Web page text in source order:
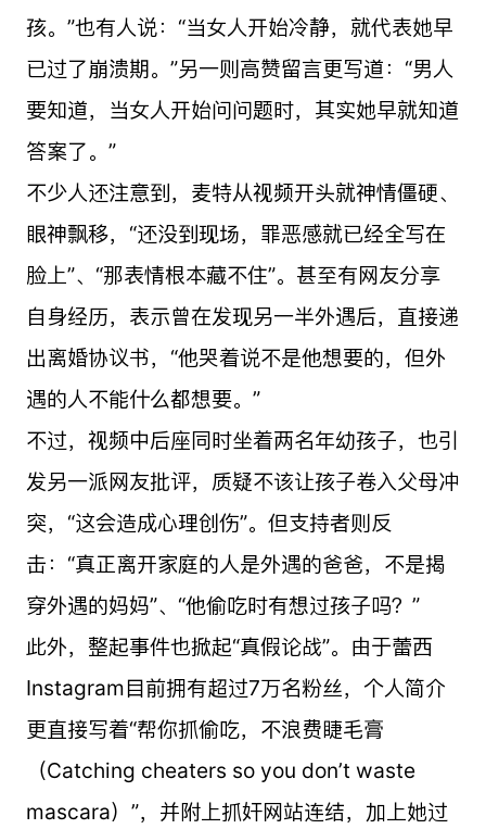
孩。”也有人说：“当女人开始冷静，就代表她早
已过了崩溃期。”另一则高赞留言更写道：“男人
要知道，当女人开始问问题时，其实她早就知道
答案了。”
不少人还注意到，麦特从视频开头就神情僵硬、
眼神飘移，“还没到现场，罪恶感就已经全写在
脸上”、“那表情根本藏不住”。甚至有网友分享
自身经历，表示曾在发现另一半外遇后，直接递
出离婚协议书，“他哭着说不是他想要的，但外
遇的人不能什么都想要。”
不过，视频中后座同时坐着两名年幼孩子，也引
发另一派网友批评，质疑不该让孩子卷入父母冲
突，“这会造成心理创伤”。但支持者则反
击：“真正离开家庭的人是外遇的爸爸，不是揭
穿外遇的妈妈”、“他偷吃时有想过孩子吗？”
此外，整起事件也掀起“真假论战”。由于蕾西
Instagram目前拥有超过7万名粉丝，个人简介
更直接写着“帮你抓偷吃，不浪费睫毛膏
（Catching cheaters so you don’t waste
mascara）”，并附上抓奸网站连结，加上她过